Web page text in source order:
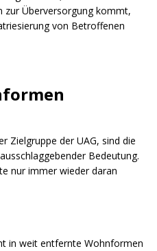
zur Überversorgung kommt,
von Betroffenen
Zielgruppe der UAG, sind die
Bedeutung.
nur immer wieder daran
in weit entfernte Wohnformen